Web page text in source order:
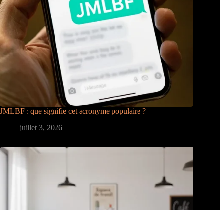
JMLBF : que signifie cet acronyme populaire ?
juillet 3, 2026